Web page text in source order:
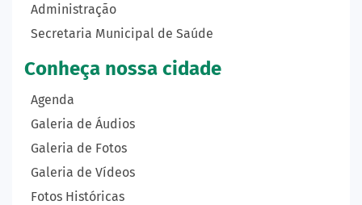
Administração
Secretaria Municipal de Saúde
Conheça nossa cidade
Agenda
Galeria de Áudios
Galeria de Fotos
Galeria de Vídeos
Fotos Históricas